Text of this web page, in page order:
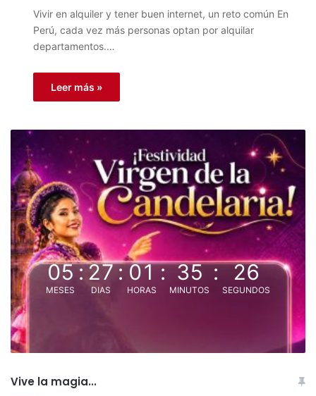
Vivir en alquiler y tener buen internet, un reto común En
Perú, cada vez más personas optan por alquilar
departamentos.…
Leer más »
05
MESES
:27
DIAS
:01
HORAS
: 35
MINUTOS
: 25
SEGUNDOS
Vive la magia...